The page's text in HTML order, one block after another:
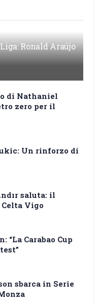
Ronald Araújo
di Nathaniel
zero per il
Un rinforzo di
saluta: il
Vigo
Carabao Cup
sbarca in Serie